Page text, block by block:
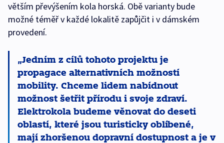
větším převýšením kola horská. Obě varianty bude
možné téměř v každé lokalitě zapůjčit i v dámském
provedení.
Jedním z cílů tohoto projektu je
propagace alternativních možností
mobility. Chceme lidem nabídnout
možnost šetřit přírodu i svoje zdraví.
Elektrokola budeme věnovat do deseti
oblastí, které jsou turisticky oblíbené,
mají zhoršenou dopravní dostupnost a je v